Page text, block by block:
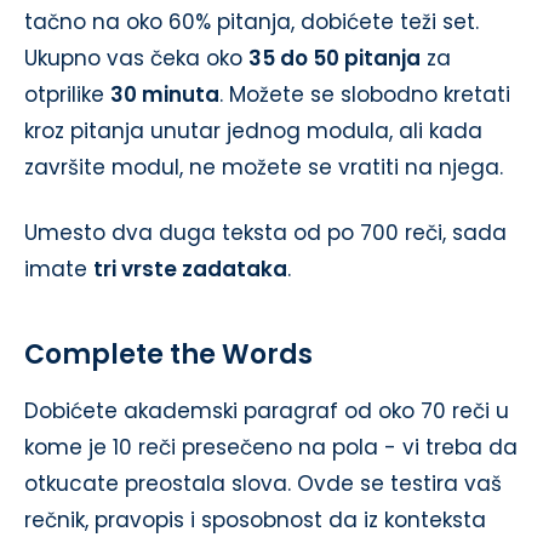
tačno na oko 60% pitanja, dobićete teži set.
Ukupno vas čeka oko 35 do 50 pitanja za
otprilike 30 minuta. Možete se slobodno kretati
kroz pitanja unutar jednog modula, ali kada
završite modul, ne možete se vratiti na njega.
Umesto dva duga teksta od po 700 reči, sada
imate tri vrste zadataka.
Complete the Words
Dobićete akademski paragraf od oko 70 reči u
kome je 10 reči presečeno na pola - vi treba da
otkucate preostala slova. Ovde se testira vaš
rečnik, pravopis i sposobnost da iz konteksta